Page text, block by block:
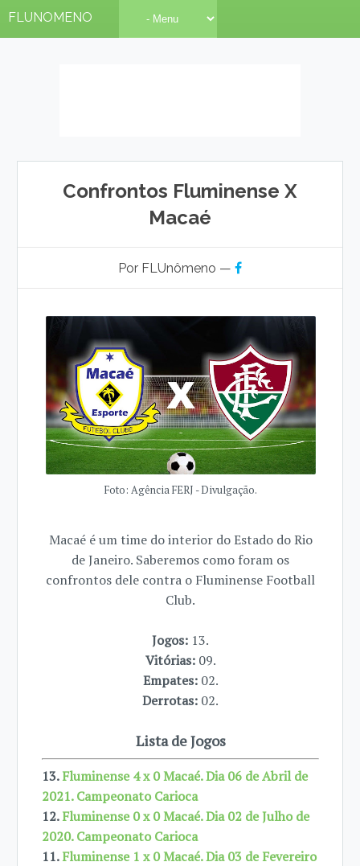
FLUNOMENO
Confrontos Fluminense X
Macaé
Por FLUnômeno —
Foto: Agência FERJ - Divulgação.
Macaé é um time do interior do Estado do Rio
de Janeiro. Saberemos como foram os
confrontos dele contra o Fluminense Football
Club.
Jogos: 13.
Vitórias: 09.
Empates: 02.
Derrotas: 02.
Lista de Jogos
13.Fluminense 4 x 0 Macaé. Dia 06 de Abril de
2021. Campeonato Carioca
12.Fluminense 0 x 0 Macaé. Dia 02 de Julho de
2020. Campeonato Carioca
11.Fluminense 1 x 0 Macaé. Dia 03 de Fevereiro